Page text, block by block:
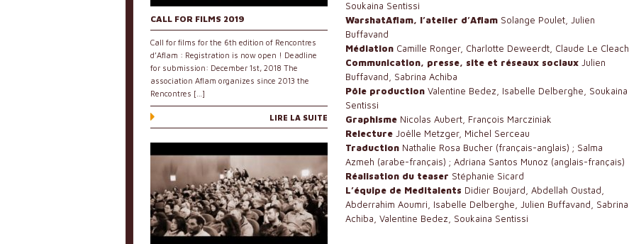
Soukaina Sentissi
WarshatAflam, l’atelier d’Aflam Solange Poulet, Julien
Buffavand
Médiation Camille Ronger, Charlotte Deweerdt, Claude Le Cleach
Communication, presse, site et réseaux sociaux Julien
Buffavand, Sabrina Achiba
Pôle production Valentine Bedez, Isabelle Delberghe, Soukaina
Sentissi
Graphisme Nicolas Aubert, François Marcziniak
Relecture Joëlle Metzger, Michel Serceau
Traduction Nathalie Rosa Bucher (français-anglais) ; Salma
Azmeh (arabe-français) ; Adriana Santos Munoz (anglais-français)
Réalisation du teaser Stéphanie Sicard
L’équipe de Meditalents Didier Boujard, Abdellah Oustad,
Abderrahim Aoumri, Isabelle Delberghe, Julien Buffavand, Sabrina
Achiba, Valentine Bedez, Soukaina Sentissi
CALL FOR FILMS 2019
Call for films for the 6th edition of Rencontres
d’Aflam : Registration is now open ! Deadline
for submission: December 1st, 2018 The
association Aflam organizes since 2013 the
Rencontres […]
LIRE LA SUITE